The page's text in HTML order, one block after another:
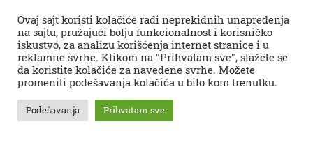
Ovaj sajt koristi kolačiće radi neprekidnih unapređenja
na sajtu, pružajući bolju funkcionalnost i korisničko
iskustvo, za analizu korišćenja internet stranice i u
reklamne svrhe. Klikom na "Prihvatam sve", slažete se
da koristite kolačiće za navedene svrhe. Možete
promeniti podešavanja kolačića u bilo kom trenutku.
Podešavanja Prihvatam sve